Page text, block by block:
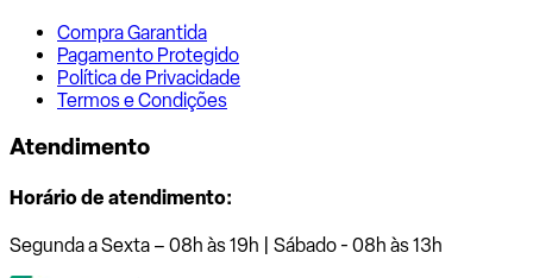
Compra Garantida
Pagamento Protegido
Política de Privacidade
Termos e Condições
Atendimento
Horário de atendimento:
Segunda a Sexta – 08h às 19h | Sábado - 08h às 13h